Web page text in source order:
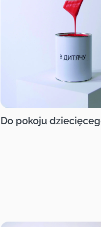
Do pokoju